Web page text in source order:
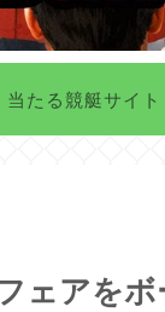
当たる競艇サイト
ェアをボ